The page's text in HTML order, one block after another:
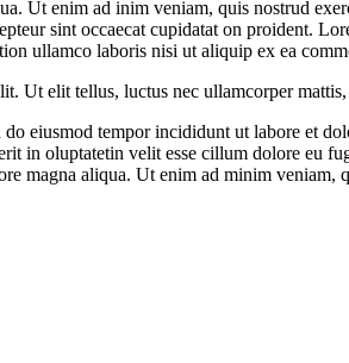
Ut enim ad inim veniam, quis nostrud
sint occaecat cupidatat on proident.
ullamco laboris nisi ut aliquip ex ea
Ut elit tellus, luctus nec ullamcorper
eiusmod tempor incididunt ut labore et
in oluptatetin velit esse cillum dolore eu
magna aliqua. Ut enim ad minim